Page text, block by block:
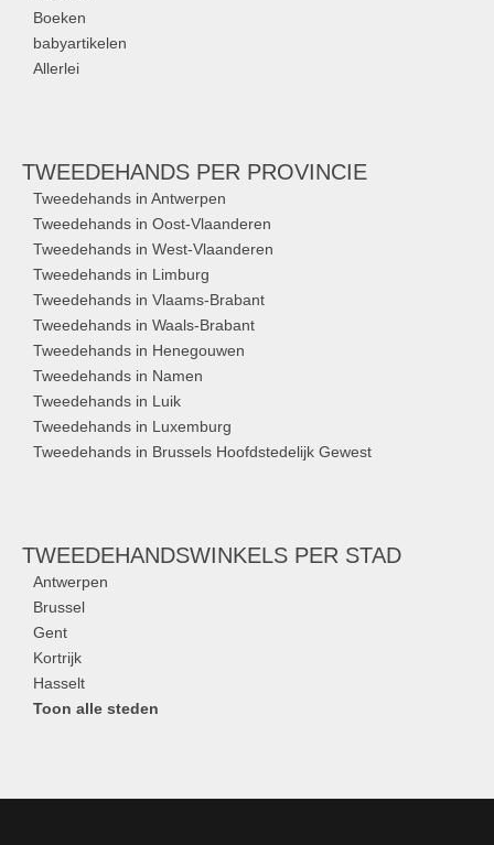
Boeken
babyartikelen
Allerlei
TWEEDEHANDS PER PROVINCIE
Tweedehands in Antwerpen
Tweedehands in Oost-Vlaanderen
Tweedehands in West-Vlaanderen
Tweedehands in Limburg
Tweedehands in Vlaams-Brabant
Tweedehands in Waals-Brabant
Tweedehands in Henegouwen
Tweedehands in Namen
Tweedehands in Luik
Tweedehands in Luxemburg
Tweedehands in Brussels Hoofdstedelijk Gewest
TWEEDEHANDSWINKELS PER STAD
Antwerpen
Brussel
Gent
Kortrijk
Hasselt
Toon alle steden